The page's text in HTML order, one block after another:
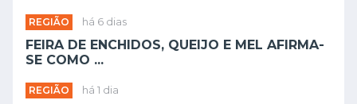
REGIÃO há 6 dias
FEIRA DE ENCHIDOS, QUEIJO E MEL AFIRMA-
SE COMO ...
REGIÃO há 1 dia